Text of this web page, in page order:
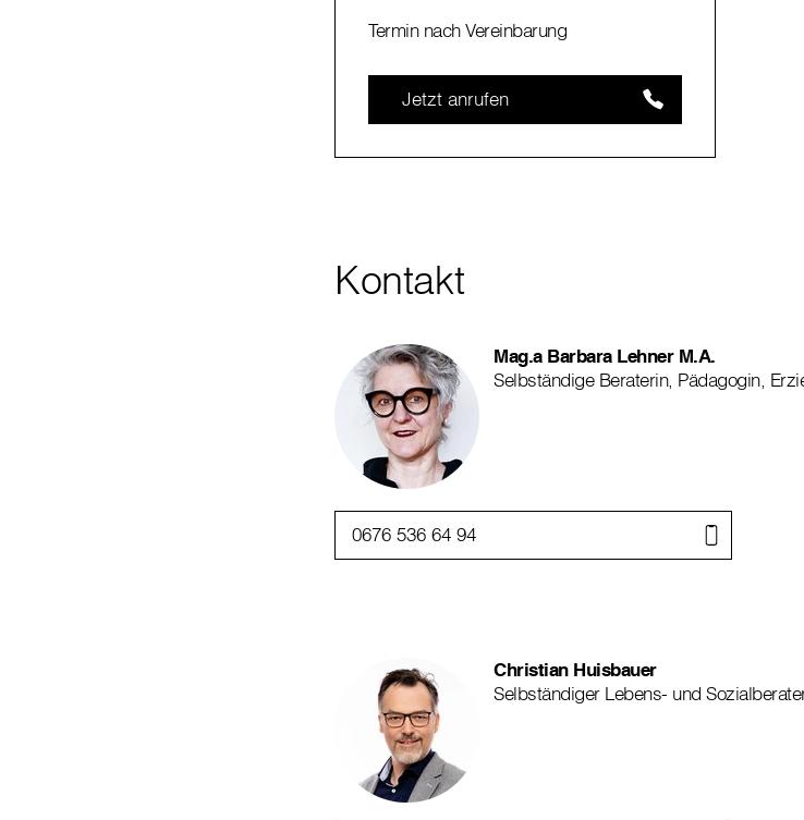
Termin nach Vereinbarung
Jetzt anrufen
Kontakt
Mag.a Barbara Lehner M.A.
Selbständige Beraterin, Pädagogin,
0676 536 64 94
Christian Huisbauer
Selbständiger Lebens- und